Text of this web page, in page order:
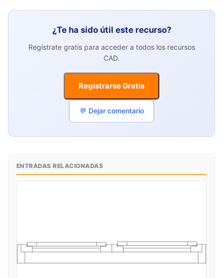
¿Te ha sido útil este recurso?
Regístrate gratis para acceder a todos los recursos
CAD.
Registrarse Gratis
💬 Dejar comentario
ENTRADAS RELACIONADAS